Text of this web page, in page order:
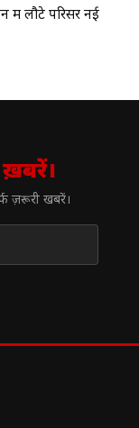
में लौटे परिसर नई
ख़बरें।
ज़रूरी खबरें।